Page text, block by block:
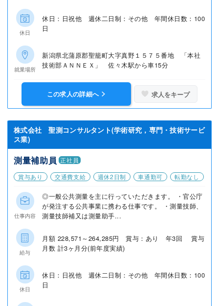
休日
休日：日祝他 週休二日制：その他 年間休日数：100
日
就業場所
新潟県北蒲原郡聖籠町大字真野１５７５番地 「本社
技術部ＡＮＮＥＸ」 佐々木駅から車15分
この求人の詳細へ 求人をキープ
株式会社 聖測コンサルタント(学術研究，専門・技術サービ
ス業)
測量補助員 正社員
賞与あり
交通費支給 週休2日制 車通勤可 転勤なし
仕事内容
◎一般公共測量を主に行っていただきます。 ・官公庁
が発注する公共事業に携わる仕事です。 ・測量技師、
測量技師補又は測量助手...
給与
月額 228,571～264,285円 賞与：あり 年3回 賞与
月数 計3ヶ月分(前年度実績)
休日
休日：日祝他 週休二日制：その他 年間休日数：100
日